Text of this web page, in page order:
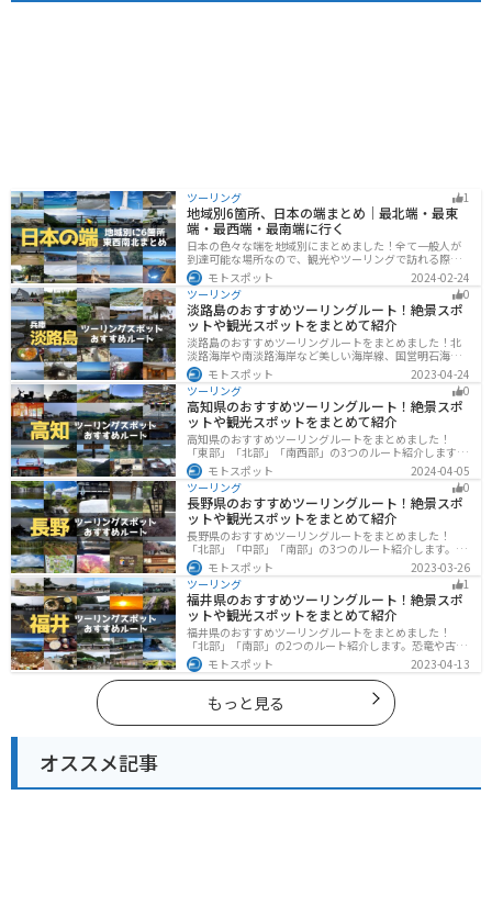
ツーリング 1
地域別6箇所、日本の端まとめ｜最北端・最東
端・最西端・最南端に行く
日本の色々な端を地域別にまとめました！全て一般人が
到達可能な場所なので、観光やツーリングで訪れる際の
参考にしてください。
モトスポット
2024-02-24
ツーリング
0
淡路島のおすすめツーリングルート！絶景スポ
ットや観光スポットをまとめて紹介
淡路島のおすすめツーリングルートをまとめました！北
淡路海岸や南淡路海岸など美しい海岸線、国営明石海峡
公園や淡路夢舞台など、自然とアートが融合した施設も
多数あります。バイクで淡路島にツーリングに行く際は
参考にしてください。
モトスポット
2023-04-24
ツーリング
0
高知県のおすすめツーリングルート！絶景スポ
ットや観光スポットをまとめて紹介
高知県のおすすめツーリングルートをまとめました！
「東部」「北部」「南西部」の3つのルート紹介します。
山と海どちらも楽しめるスポットが多数あり、様々な楽
しみ方ができます。バイクで高知県にツーリングに行く
際は参考にしてください。
モトスポット
2024-04-05
ツーリング
0
長野県のおすすめツーリングルート！絶景スポ
ットや観光スポットをまとめて紹介
長野県のおすすめツーリングルートをまとめました！
「北部」「中部」「南部」の3つのルート紹介します。諏
訪湖やビーナスラインのような全国でも有名なツーリン
グスポットが多数あります。バイクで長野県にツーリン
グに行く際は参考にしてください。
モトスポット
2023-03-26
ツーリング
1
福井県のおすすめツーリングルート！絶景スポ
ットや観光スポットをまとめて紹介
福井県のおすすめツーリングルートをまとめました！
「北部」「南部」の2つのルート紹介します。恐竜や古代
遺跡、温泉地など魅力に溢れるスポットが多数ありま
す。バイクで福井県にツーリングに行く際は参考にして
ください。
モトスポット 2023-04-13
もっと見る
オススメ記事